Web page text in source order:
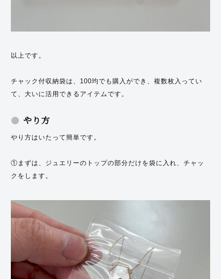
以上です。
チャック付収納袋は、100均でも購入ができ、複数枚入ってい
て、大いに活用できるアイテムです。
やり方
やり方はいたって簡単です。
①まずは、ジュエリーのトップの部分だけを袋に入れ、チャッ
クをします。